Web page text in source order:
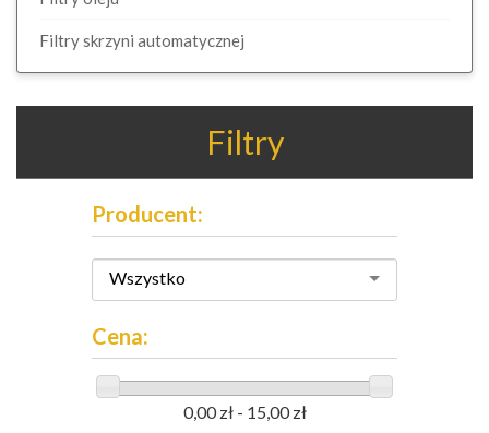
Filtry skrzyni automatycznej
Filtry
Producent:
Wszystko
Cena:
0,00 zł - 15,00 zł